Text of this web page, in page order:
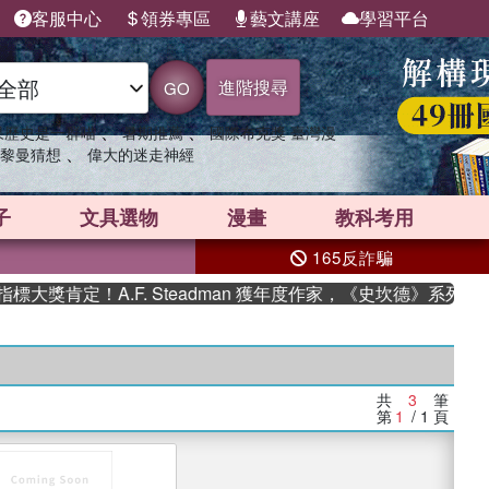
客服中心 領券專區 藝文講座 學習平台
GO 進階搜尋
歷史是一群喵 、 暑期推薦 、 國際布克獎 臺灣漫
曼猜想 、 偉大的迷走神經
文具選物 漫畫 教科考用
165反詐騙
獎肯定！A.F. Steadman 獲年度作家，《史坎德》系列帶你
共 3 筆
第 1 / 1 頁